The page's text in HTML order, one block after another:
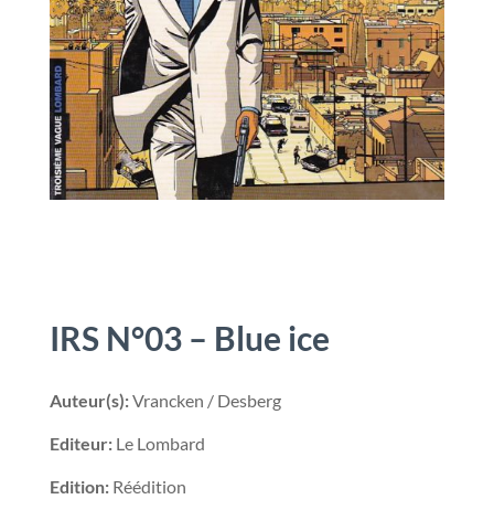
IRS N°03 – Blue ice
Auteur(s):Vrancken / Desberg
Editeur:Le Lombard
Edition:Réédition